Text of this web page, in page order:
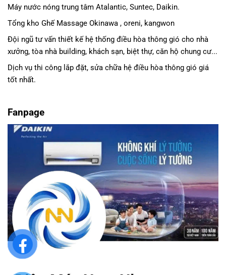
Máy nước nóng trung tâm Atalantic, Suntec, Daikin.
Tổng kho Ghế Massage Okinawa , oreni, kangwon
Đội ngũ tư vấn thiết kế hệ thống điều hòa thông gió cho nhà
xưởng, tòa nhà building, khách sạn, biệt thự, căn hộ chung cư...
Dịch vụ thi công lắp đặt, sửa chữa hệ điều hòa thông gió giá
tốt nhất.
Fanpage